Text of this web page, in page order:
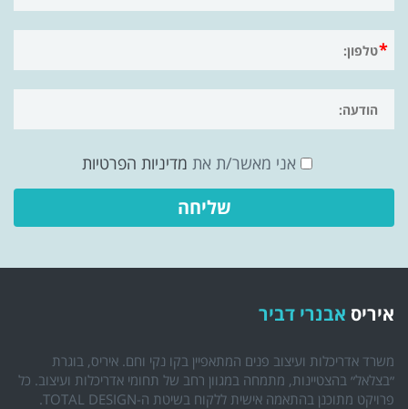
אני מאשר/ת את מדיניות הפרטיות
איריס אבנרי דביר
משרד אדריכלות ועיצוב פנים המתאפיין בקו נקי וחם. איריס, בוגרת
״בצלאל״ בהצטיינות, מתמחה במגוון רחב של תחומי אדריכלות ועיצוב. כל
פרויקט מתוכנן בהתאמה אישית ללקוח בשיטת ה-TOTAL DESIGN.